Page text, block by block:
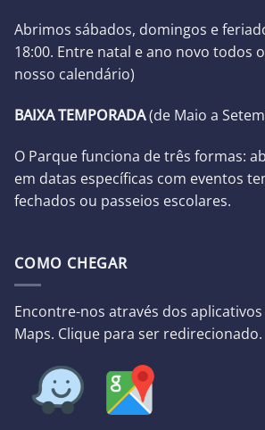
Abrimos sábados, domingos e
18:00. Entre natal e ano novo todos
nosso calendário)
BAIXA TEMPORADA(de Maio a
O Parque funciona de três formas:
em datas específicas com eventos
fechados ou passeios escolares.
COMO CHEGAR
Encontre-nos através dos aplicativos
Maps. Clique para ser redirecionado.